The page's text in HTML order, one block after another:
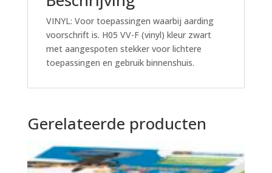
VINYL: Voor toepassingen waarbij aarding
voorschrift is. H05 VV-F (vinyl) kleur zwart
met aangespoten stekker voor lichtere
toepassingen en gebruik binnenshuis.
Gerelateerde producten